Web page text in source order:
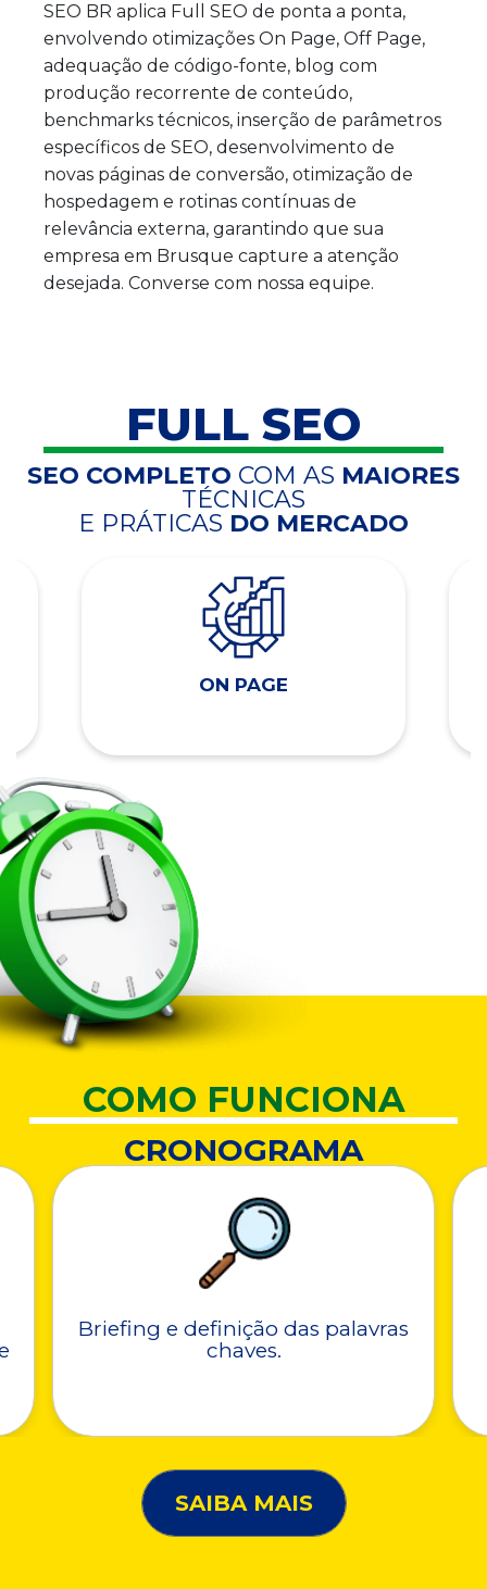
SEO BR aplica Full SEO de ponta a ponta,
envolvendo otimizações On Page, Off Page,
adequação de código-fonte, blog com
produção recorrente de conteúdo,
benchmarks técnicos, inserção de parâmetros
específicos de SEO, desenvolvimento de
novas páginas de conversão, otimização de
hospedagem e rotinas contínuas de
relevância externa, garantindo que sua
empresa em Brusque capture a atenção
desejada. Converse com nossa equipe.
FULL SEO
SEO COMPLETO COM AS MAIORES
TÉCNICAS
E PRÁTICAS DO MERCADO
ON PAGE
COMO FUNCIONA
CRONOGRAMA
Briefing e definição das palavras
chaves.
SAIBA MAIS